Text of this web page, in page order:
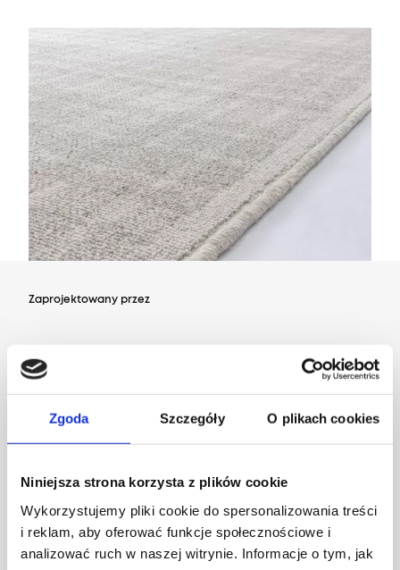
Zgoda Szczegóły O plikach cookies
Niniejsza strona korzysta z plików cookie
Wykorzystujemy pliki cookie do spersonalizowania treści
i reklam, aby oferować funkcje społecznościowe i
analizować ruch w naszej witrynie. Informacje o tym, jak
Zaprojektowany przez
Dział Wzornictwa Agnelli